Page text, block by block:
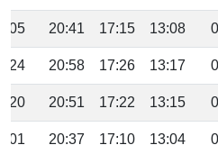
13:08
17:15
20:41
13:17
17:26
20:58
13:15
17:22
20:51
13:04
17:10
20:37